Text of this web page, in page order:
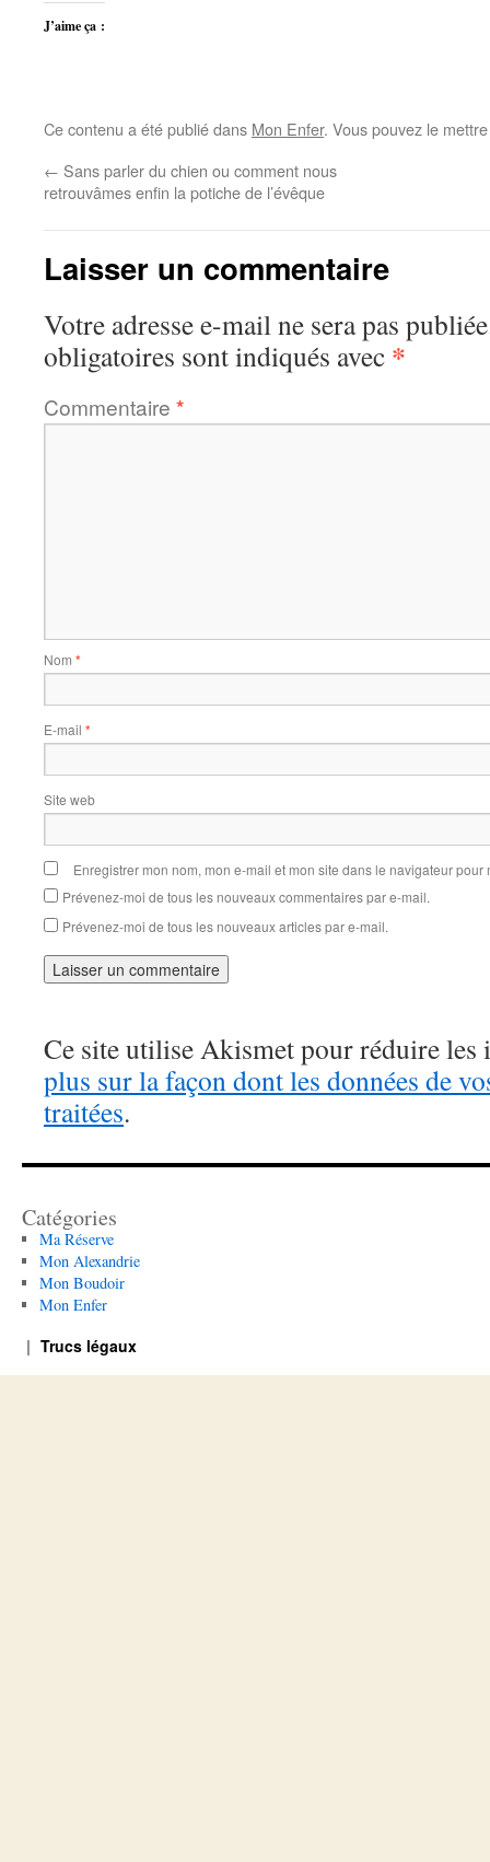
J’aime ça :
Ce contenu a été publié dans Mon Enfer. Vous pouvez le
← Sans parler du chien ou comment nous
retrouvâmes enfin la potiche de l’évêque
Laisser un commentaire
Votre adresse e-mail ne sera pas
obligatoires sont indiqués avec *
Commentaire *
Nom *
E-mail *
Site web
Enregistrer mon nom, mon e-mail et mon site dans le navigateur
Prévenez-moi de tous les nouveaux commentaires par e-mail.
Prévenez-moi de tous les nouveaux articles par e-mail.
Ce site utilise Akismet pour réduire les
plus sur la façon dont les données de
traitées.
Catégories
Ma Réserve
Mon Alexandrie
Mon Boudoir
Mon Enfer
Trucs légaux